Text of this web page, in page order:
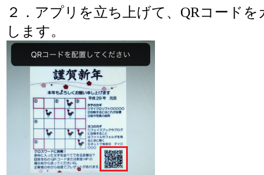
２．アプリを立ち上げて、QRコード
します。